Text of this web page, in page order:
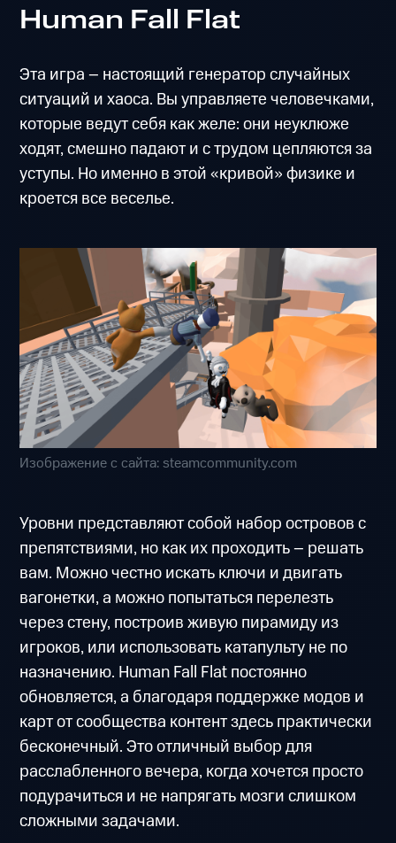
Human Fall Flat
Эта игра – настоящий генератор случайных
ситуаций и хаоса. Вы управляете человечками,
которые ведут себя как желе: они неуклюже
ходят, смешно падают и с трудом цепляются за
уступы. Но именно в этой «кривой» физике и
кроется все веселье.
Изображение с сайта: steamcommunity.com
Уровни представляют собой набор островов с
препятствиями, но как их проходить – решать
вам. Можно честно искать ключи и двигать
вагонетки, а можно попытаться перелезть
через стену, построив живую пирамиду из
игроков, или использовать катапульту не по
назначению. Human Fall Flat постоянно
обновляется, а благодаря поддержке модов и
карт от сообщества контент здесь практически
бесконечный. Это отличный выбор для
расслабленного вечера, когда хочется просто
подурачиться и не напрягать мозги слишком
сложными задачами.